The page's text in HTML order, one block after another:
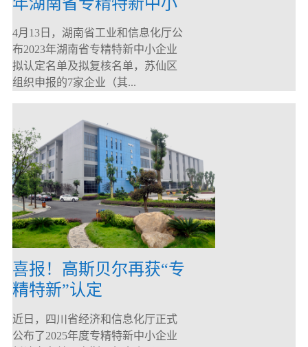
企业
4月13日，湖南省工业和信息化厅公
布2023年湖南省专精特新中小企业
拟认定名单及拟复核名单，苏仙区
组织申报的7家企业（其...
喜报！高斯贝尔再获“专
精特新”认定
近日，四川省经济和信息化厅正式
公布了2025年度专精特新中小企业